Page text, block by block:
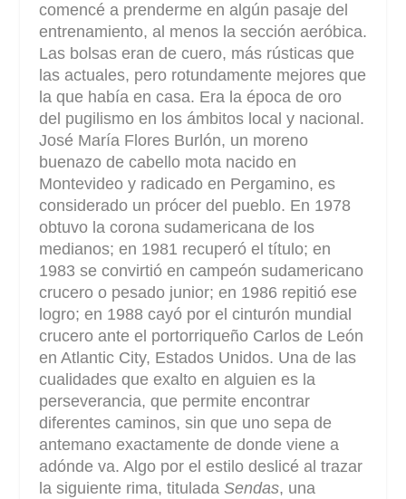
comencé a prenderme en algún pasaje del
entrenamiento, al menos la sección aeróbica.
Las bolsas eran de cuero, más rústicas que
las actuales, pero rotundamente mejores que
la que había en casa. Era la época de oro
del pugilismo en los ámbitos local y nacional.
José María Flores Burlón, un moreno
buenazo de cabello mota nacido en
Montevideo y radicado en Pergamino, es
considerado un prócer del pueblo. En 1978
obtuvo la corona sudamericana de los
medianos; en 1981 recuperó el título; en
1983 se convirtió en campeón sudamericano
crucero o pesado junior; en 1986 repitió ese
logro; en 1988 cayó por el cinturón mundial
crucero ante el portorriqueño Carlos de León
en Atlantic City, Estados Unidos. Una de las
cualidades que exalto en alguien es la
perseverancia, que permite encontrar
diferentes caminos, sin que uno sepa de
antemano exactamente de donde viene a
adónde va. Algo por el estilo deslicé al trazar
la siguiente rima, tituladaSendas, una